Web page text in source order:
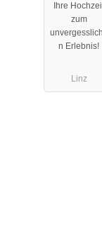
Ihre
zum
n Erlebnis!
Linz